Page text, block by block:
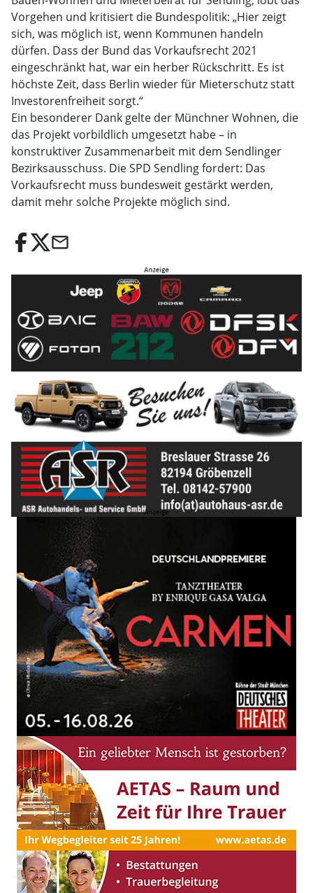
Vorgehen und kritisiert die Bundespolitik: „Hier zeigt
sich, was möglich ist, wenn Kommunen handeln
dürfen. Dass der Bund das Vorkaufsrecht 2021
eingeschränkt hat, war ein herber Rückschritt. Es ist
höchste Zeit, dass Berlin wieder für Mieterschutz statt
Investorenfreiheit sorgt.“
Ein besonderer Dank gelte der Münchner Wohnen, die
das Projekt vorbildlich umgesetzt habe – in
konstruktiver Zusammenarbeit mit dem Sendlinger
Bezirksausschuss. Die SPD Sendling fordert: Das
Vorkaufsrecht muss bundesweit gestärkt werden,
damit mehr solche Projekte möglich sind.
email